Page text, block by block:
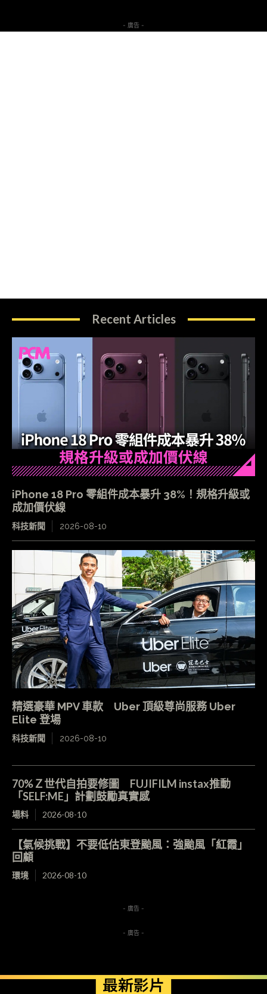
- 廣告 -
Recent Articles
iPhone 18 Pro 零組件成本暴升 38%！規格升級或
成加價伏線
科技新聞 2026-08-10
精選豪華 MPV 車款 Uber 頂級尊尚服務 Uber
Elite 登場
科技新聞 2026-08-10
70%Ｚ世代自拍要修圖 FUJIFILM instax推動
「SELF:ME」計劃鼓勵真實感
場料 2026-08-10
【氣候挑戰】不要低估東登颱風：強颱風「紅霞」
回顧
環境 2026-08-10
- 廣告 -
- 廣告 -
最新影片